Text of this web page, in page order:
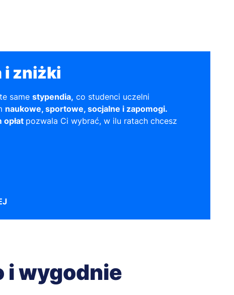
i zniżki
same stypendia, co studenci uczelni
naukowe, sportowe, socjalne i zapomogi.
opłat pozwala Ci wybrać, w ilu ratach chcesz
i wygodnie